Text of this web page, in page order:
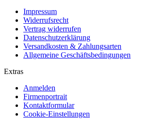
Impressum
Widerrufsrecht
Vertrag widerrufen
Datenschutzerklärung
Versandkosten & Zahlungsarten
Allgemeine Geschäftsbedingungen
Extras
Anmelden
Firmenportrait
Kontaktformular
Cookie-Einstellungen